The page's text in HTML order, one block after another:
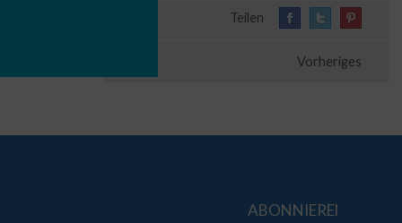
Teilen
Vorheriges